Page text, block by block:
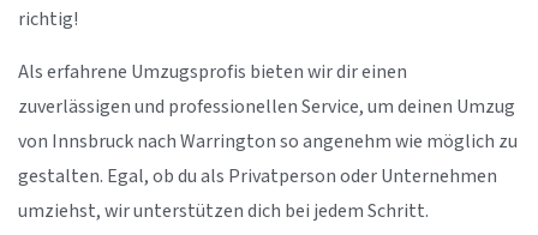
richtig!
Als erfahrene Umzugsprofis bieten wir dir einen
zuverlässigen und professionellen Service, um deinen Umzug
von Innsbruck nach Warrington so angenehm wie möglich zu
gestalten. Egal, ob du als Privatperson oder Unternehmen
umziehst, wir unterstützen dich bei jedem Schritt.